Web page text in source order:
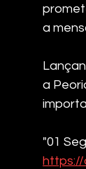
a
a
"01
https://